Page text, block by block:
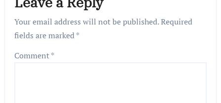
Your email address will not be published.Required
fields are marked*
Comment*